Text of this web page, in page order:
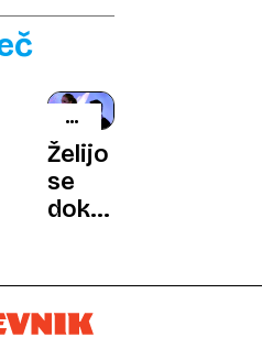
OBTOŽBE
IN
TOŽBE
Želijo
se
dokopati
s
terapij